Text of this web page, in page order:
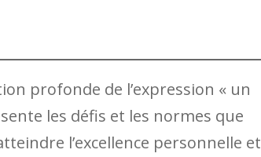
profonde de l’expression « un
les défis et les normes que
l’excellence personnelle et